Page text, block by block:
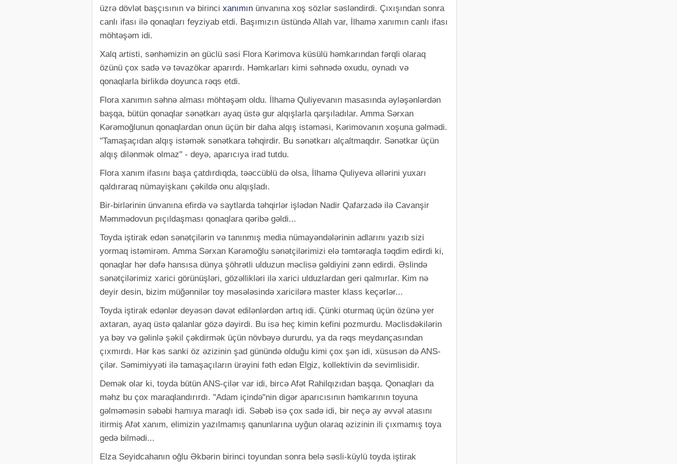
üzrə dövlət başçısının və birinci xanımın ünvanına xoş sözlər səsləndirdi. Çıxışından sonra
canlı ifası ilə qonaqları feyziyab etdi. Başımızın üstündə Allah var, İlhamə xanımın canlı ifası
möhtəşəm idi.
Xalq artisti, sənhəmizin ən güclü səsi Flora Kərimova küsülü həmkarından fərqli olaraq
özünü çox sadə və təvazökar aparırdı. Həmkarları kimi səhnədə oxudu, oynadı və
qonaqlarla birlikdə doyunca rəqs etdi.
Flora xanımın səhnə alması möhtəşəm oldu. İlhamə Quliyevanın masasında əyləşənlərdən
başqa, bütün qonaqlar sənətkarı ayaq üstə gur alqışlarla qarşıladılar. Amma Sərxan
Kərəmoğlunun qonaqlardan onun üçün bir daha alqış istəməsi, Kərimovanın xoşuna gəlmədi.
"Tamaşaçıdan alqış istəmək sənətkara təhqirdir. Bu sənətkarı alçaltmaqdır. Sənətkar üçün
alqış dilənmək olmaz" - deyə, aparıcıya irad tutdu.
Flora xanım ifasını başa çatdırdıqda, təəccüblü də olsa, İlhamə Quliyeva əllərini yuxarı
qaldıraraq nümayişkanı çəkildə onu alqışladı.
Bir-birlərinin ünvanına efirdə və saytlarda təhqirlər işlədən Nadir Qafarzadə ilə Cavanşir
Məmmədovun pıçıldaşması qonaqlara qəribə gəldi...
Toyda iştirak edən sənətçilərin və tanınmış media nümayəndələrinin adlarını yazıb sizi
yormaq istəmirəm. Amma Sərxan Kərəmoğlu sənətçilərimizi elə təmtəraqla təqdim edirdi ki,
qonaqlar hər dəfə hansısa dünya şöhrətli ulduzun məclisə gəldiyini zənn edirdi. Əslində
sənətçilərimiz xarici görünüşləri, gözəllikləri ilə xarici ulduzlardan geri qalmırlar. Kim nə
deyir desin, bizim müğənnilər toy məsələsində xaricilərə master klass keçərlər...
Toyda iştirak edənlər deyəsən dəvət edilənlərdən artıq idi. Çünki oturmaq üçün özünə yer
axtaran, ayaq üstə qalanlar gözə dəyirdi. Bu isə heç kimin kefini pozmurdu. Məclisdəkilərin
ya bəy və gəlinlə şəkil çəkdirmək üçün növbəyə dururdu, ya da rəqs meydançasından
çıxmırdı. Hər kəs sanki öz əzizinin şad günündə olduğu kimi çox şən idi, xüsusən də ANS-
çilər. Səmimiyyəti ilə tamaşaçıların ürəyini fəth edən Elgiz, kollektivin də sevimlisidir.
Demək olar ki, toyda bütün ANS-çilər var idi, bircə Afət Rahilqızıdan başqa. Qonaqları da
məhz bu çox maraqlandırırdı. "Adam içində"nin digər aparıcısının həmkarının toyuna
gəlməməsin səbəbi hamıya maraqlı idi. Səbəb isə çox sadə idi, bir neçə ay əvvəl atasını
itirmiş Afət xanım, elimizin yazılmamış qanunlarına uyğun olaraq əzizinin ili çıxmamış toya
gedə bilmədi...
Elza Seyidcahanın oğlu Əkbərin birinci toyundan sonra belə səsli-küylü toyda iştirak